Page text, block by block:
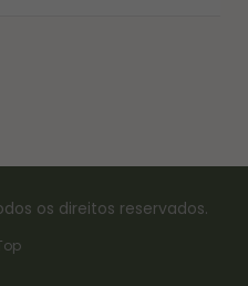
os direitos reservados.